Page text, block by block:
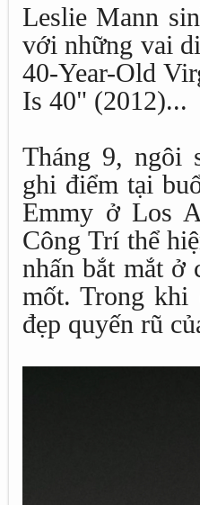
Leslie Mann
với những vai
40-Year-Old
Is 40" (2012)...
Tháng 9, ngôi
ghi điểm tại
Emmy ở Los
Công Trí thể
nhấn bắt mắt ở
mốt. Trong khi
đẹp quyến rũ